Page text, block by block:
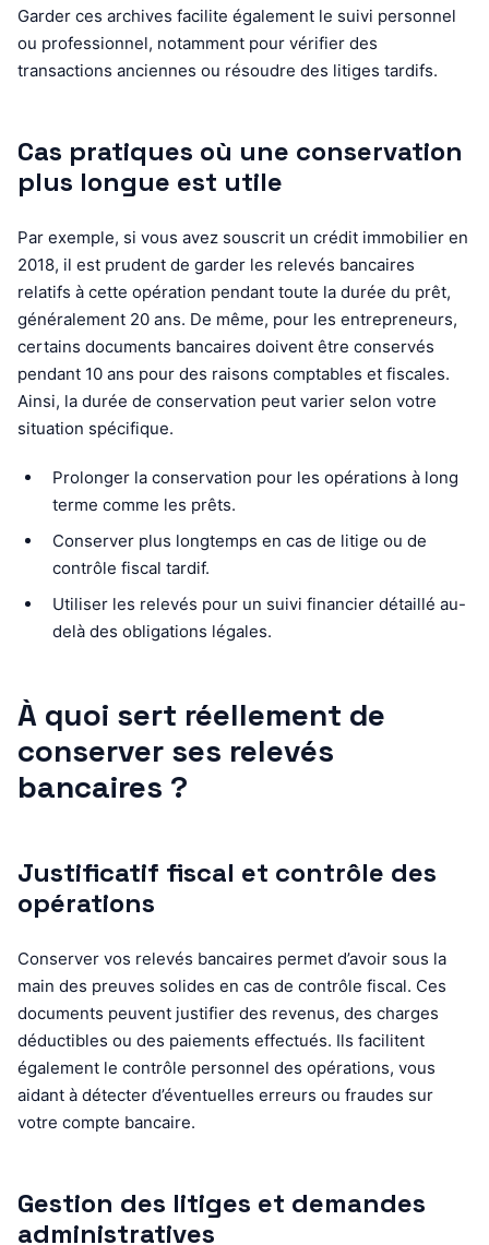
Garder ces archives facilite également le suivi personnel
ou professionnel, notamment pour vérifier des
transactions anciennes ou résoudre des litiges tardifs.
Cas pratiques où une conservation
plus longue est utile
Par exemple, si vous avez souscrit un crédit immobilier en
2018, il est prudent de garder les relevés bancaires
relatifs à cette opération pendant toute la durée du prêt,
généralement 20 ans. De même, pour les entrepreneurs,
certains documents bancaires doivent être conservés
pendant 10 ans pour des raisons comptables et fiscales.
Ainsi, la durée de conservation peut varier selon votre
situation spécifique.
Prolonger la conservation pour les opérations à long
terme comme les prêts.
Conserver plus longtemps en cas de litige ou de
contrôle fiscal tardif.
Utiliser les relevés pour un suivi financier détaillé au-
delà des obligations légales.
À quoi sert réellement de
conserver ses relevés
bancaires ?
Justificatif fiscal et contrôle des
opérations
Conserver vos relevés bancaires permet d’avoir sous la
main des preuves solides en cas de contrôle fiscal. Ces
documents peuvent justifier des revenus, des charges
déductibles ou des paiements effectués. Ils facilitent
également le contrôle personnel des opérations, vous
aidant à détecter d’éventuelles erreurs ou fraudes sur
votre compte bancaire.
Gestion des litiges et demandes
administratives